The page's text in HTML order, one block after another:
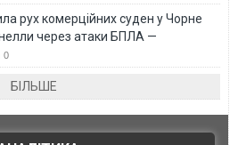
рух комерційних суден у Чорне
через атаки БПЛА —
0
БІЛЬШЕ